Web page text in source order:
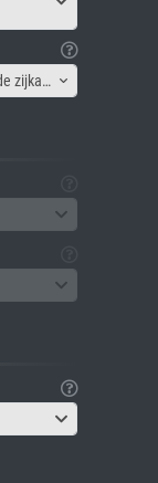
Canvas lijst - Afbeelding gespiegeld aan de zijkant